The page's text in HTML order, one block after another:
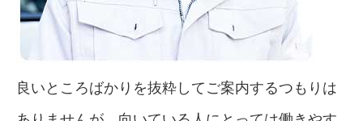
良いところばかりを抜粋してご案内するつもりは